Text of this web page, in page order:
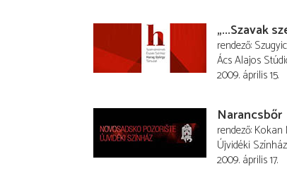
„...Szavak
rendező
Ács Alajos
2009. április 15.
Narancsbőr
rendező Kokan
Újvidéki Színház
2009. április 17.